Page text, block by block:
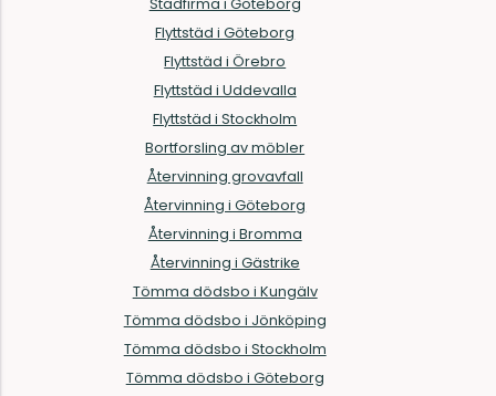
Städfirma i Göteborg
Flyttstäd i Göteborg
Flyttstäd i Örebro
Flyttstäd i Uddevalla
Flyttstäd i Stockholm
Bortforsling av möbler
Återvinning grovavfall
Återvinning i Göteborg
Återvinning i Bromma
Återvinning i Gästrike
Tömma dödsbo i Kungälv
Tömma dödsbo i Jönköping
Tömma dödsbo i Stockholm
Tömma dödsbo i Göteborg